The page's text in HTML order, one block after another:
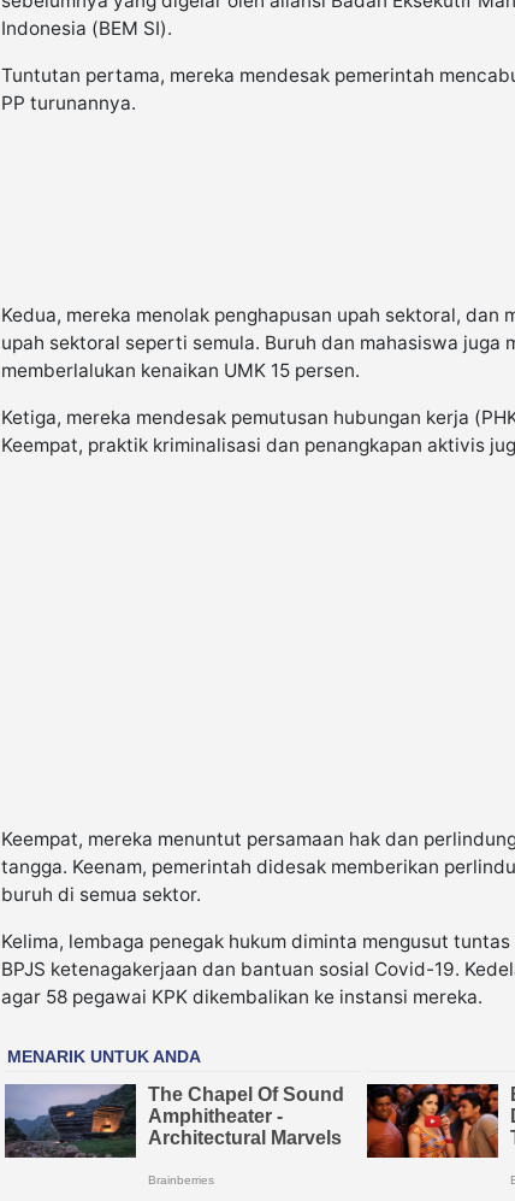
Indonesia (BEM SI).
Tuntutan pertama, mereka mendesak pemerintah
PP turunannya.
Kedua, mereka menolak penghapusan upah sektoral, dan
upah sektoral seperti semula. Buruh dan mahasiswa juga
memberlalukan kenaikan UMK 15 persen.
Ketiga, mereka mendesak pemutusan hubungan kerja
Keempat, praktik kriminalisasi dan penangkapan aktivis
Keempat, mereka menuntut persamaan hak dan
tangga. Keenam, pemerintah didesak memberikan
buruh di semua sektor.
Kelima, lembaga penegak hukum diminta mengusut
BPJS ketenagakerjaan dan bantuan sosial Covid-19.
agar 58 pegawai KPK dikembalikan ke instansi mereka.